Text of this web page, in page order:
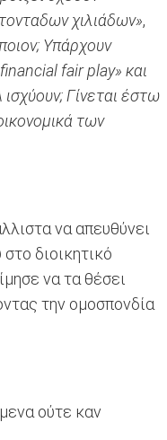
χιλιάδων»,
Υπάρχουν
fair play» και
ισχύουν; Γίνεται έστω
των
να απευθύνει
διοικητικό
να τα θέσει
την ομοσπονδία
ούτε καν